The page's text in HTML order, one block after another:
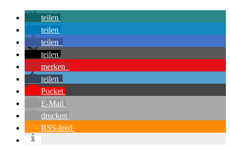
teilen
teilen
teilen
teilen
merken
teilen
Pocket
E-Mail
drucken
RSS-feed